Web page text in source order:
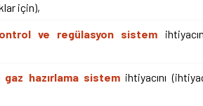
için),
ve regülasyon sistem
gaz hazırlama sistemihtiyacını